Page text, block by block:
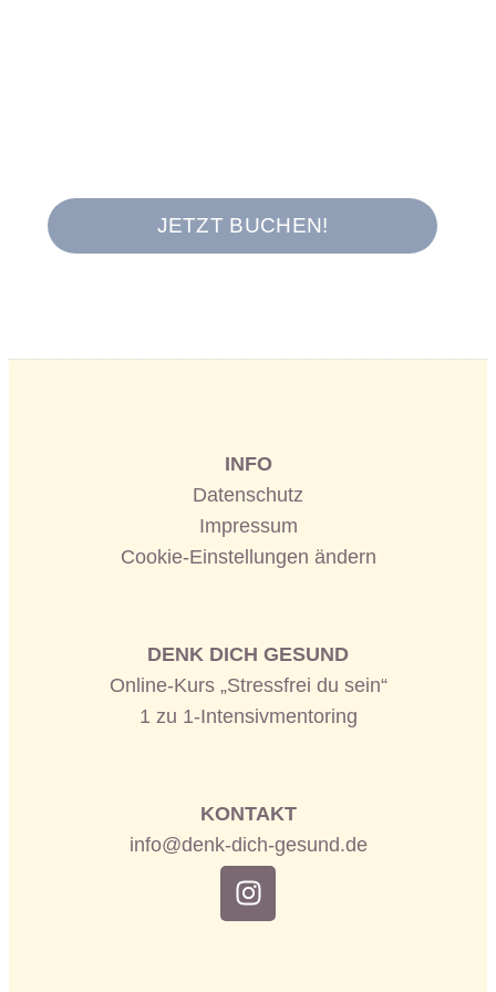
JETZT BUCHEN!
INFO
Datenschutz
Impressum
Cookie-Einstellungen ändern
DENK DICH GESUND
Online-Kurs „Stressfrei du sein“
1 zu 1-Intensivmentoring
KONTAKT
info@denk-dich-gesund.de